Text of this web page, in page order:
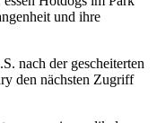
und ihre
nach der gescheiterten
den nächsten Zugriff